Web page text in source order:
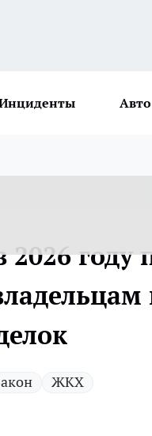
Авто
году
ЖКХ